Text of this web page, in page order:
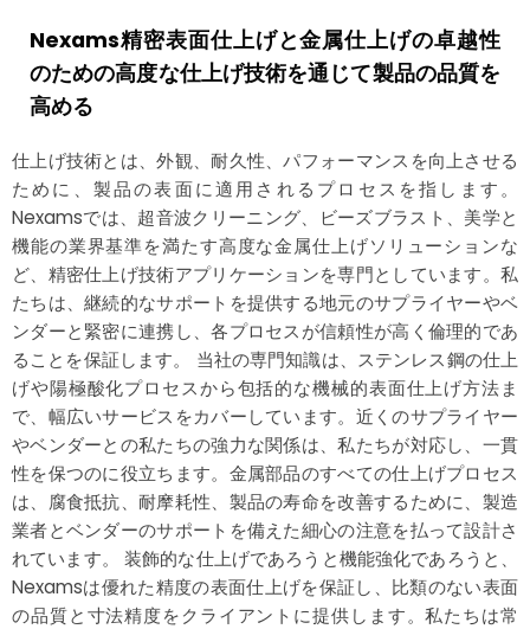
Nexams精密表面仕上げと金属仕上げの卓越性
のための高度な仕上げ技術を通じて製品の品質を
高める
仕上げ技術とは、外観、耐久性、パフォーマンスを向上させる
ために、製品の表面に適用されるプロセスを指します。
Nexamsでは、超音波クリーニング、ビーズブラスト、美学と
機能の業界基準を満たす高度な金属仕上げソリューションな
ど、精密仕上げ技術アプリケーションを専門としています。私
たちは、継続的なサポートを提供する地元のサプライヤーやベ
ンダーと緊密に連携し、各プロセスが信頼性が高く倫理的であ
ることを保証します。 当社の専門知識は、ステンレス鋼の仕上
げや陽極酸化プロセスから包括的な機械的表面仕上げ方法ま
で、幅広いサービスをカバーしています。近くのサプライヤー
やベンダーとの私たちの強力な関係は、私たちが対応し、一貫
性を保つのに役立ちます。金属部品のすべての仕上げプロセス
は、腐食抵抗、耐摩耗性、製品の寿命を改善するために、製造
業者とベンダーのサポートを備えた細心の注意を払って設計さ
れています。 装飾的な仕上げであろうと機能強化であろうと、
Nexamsは優れた精度の表面仕上げを保証し、比類のない表面
の品質と寸法精度をクライアントに提供します。私たちは常